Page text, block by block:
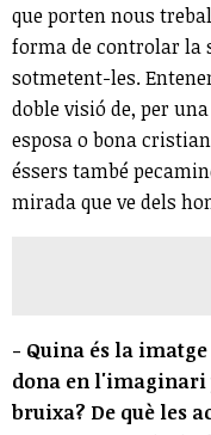
que porten nous
forma de controlar la
sotmetent-les.
doble visió de, per
esposa o bona
éssers també
mirada que ve dels
- Quina és la
dona en l'imaginari
bruixa? De què les